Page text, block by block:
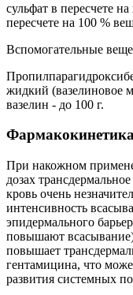
сульфат в пересчете
пересчете на 100 %
Вспомогательные
жидкий (вазелиновое
вазелин - до 100 г.
При накожном
дозах
кровь очень
интенсивность
эпидермального
повышают
повышает
гентамицина, что
развития системных